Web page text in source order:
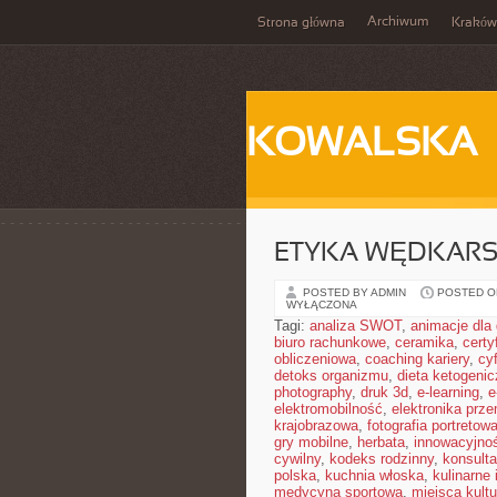
Strona główna Archiwum Kraków
KOWALSKA
ETYKA
POSTED BY ADMIN POSTED
WYŁĄCZONA
Tagi: analiza SWOT, animacje dla
biuro rachunkowe, ceramika,
obliczeniowa, coaching kariery,
detoks organizmu, dieta
photography, druk 3d, e-learning,
elektromobilność, elektronika
krajobrazowa, fotografia portretowa
gry mobilne, herbata,
cywilny, kodeks rodzinny,
polska, kuchnia włoska, kulinarne
medycyna sportowa, miejsca kultu